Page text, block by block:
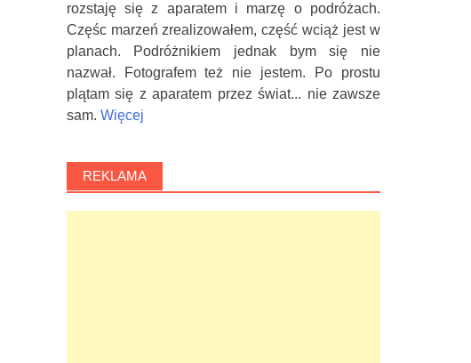
rozstaję się z aparatem i marzę o podróżach.
Częśc marzeń zrealizowałem, część wciąż jest w
planach. Podróżnikiem jednak bym się nie
nazwał. Fotografem też nie jestem. Po prostu
plątam się z aparatem przez świat... nie zawsze
sam. Więcej
REKLAMA